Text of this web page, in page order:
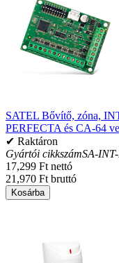
SATEL Bővítő, zóna,
PERFECTA és CA-64
✔ Raktáron
Gyártói cikkszámSA-
17,299 Ft nettó
21,970 Ft bruttó
Kosárba